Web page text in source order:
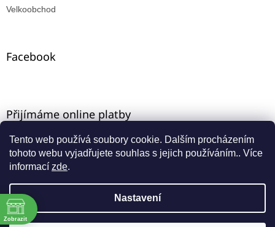
Tento web používá soubory cookie. Dalším procházením
tohoto webu vyjadřujete souhlas s jejich používáním.. Více
informací zde.
Nastavení
Máte-li u nás VO registraci, zadejte e-mail ze starého e-
Velkoobchod
Facebook
Přijímáme online platby
Vytvořil Shoptet
Zobrazit